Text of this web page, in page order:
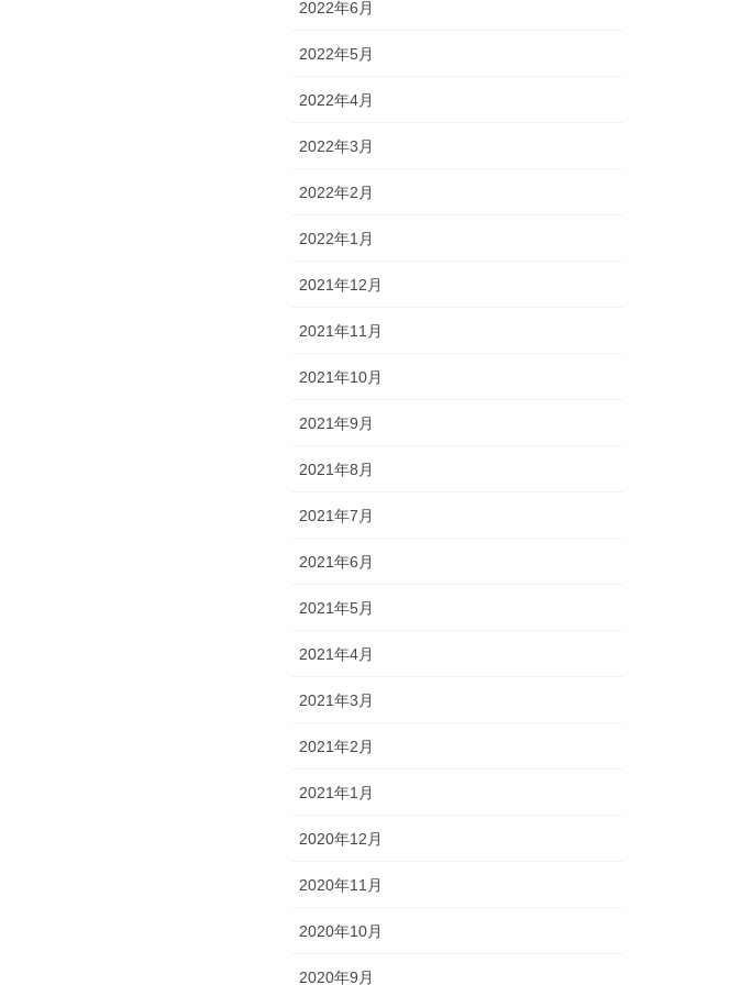
2022年6月
2022年5月
2022年4月
2022年3月
2022年2月
2022年1月
2021年12月
2021年11月
2021年10月
2021年9月
2021年8月
2021年7月
2021年6月
2021年5月
2021年4月
2021年3月
2021年2月
2021年1月
2020年12月
2020年11月
2020年10月
2020年9月